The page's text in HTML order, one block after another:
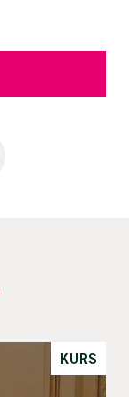
KURS